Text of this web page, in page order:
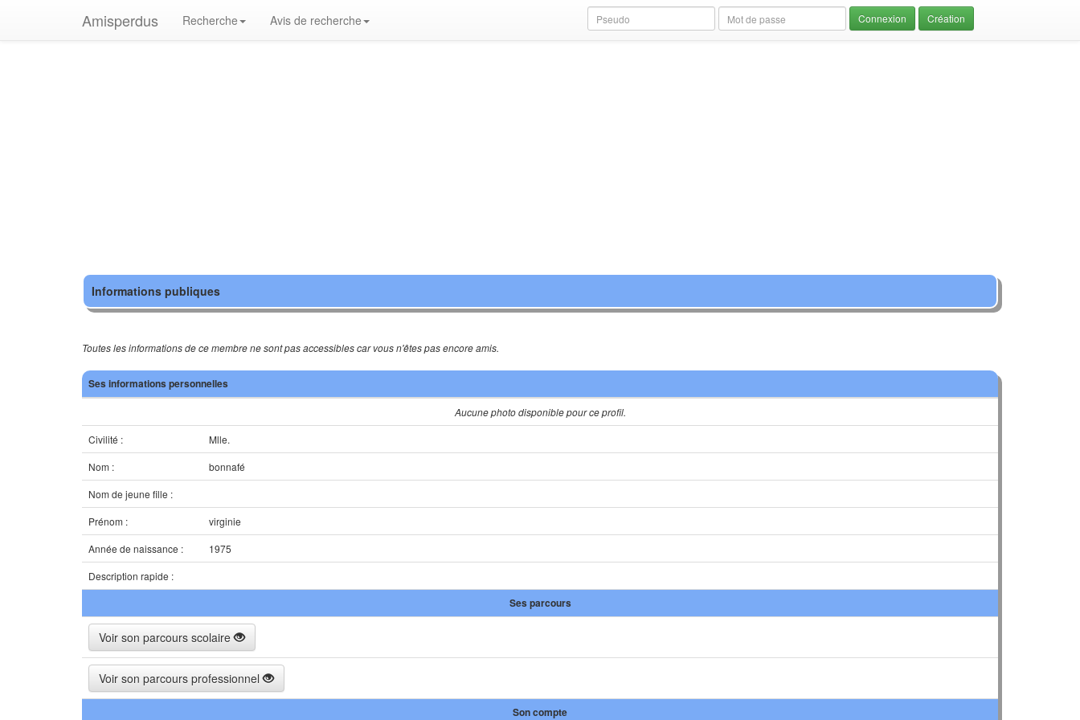
Amisperdus Recherche Avis de recherche Création
Informations publiques
Toutes les informations de ce membre ne sont pas accessibles car vous n'êtes pas encore amis.
Ses informations personnelles
Aucune photo disponible pour ce profil.
Civilité :
Mlle.
Nom :
bonnafé
Nom de jeune fille :
Prénom :
virginie
Année de naissance :
1975
Description rapide :
Ses parcours
Voir son parcours scolaire
Voir son parcours professionnel
Son compte